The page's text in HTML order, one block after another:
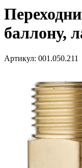
баллону,
Артикул: 001.050.211